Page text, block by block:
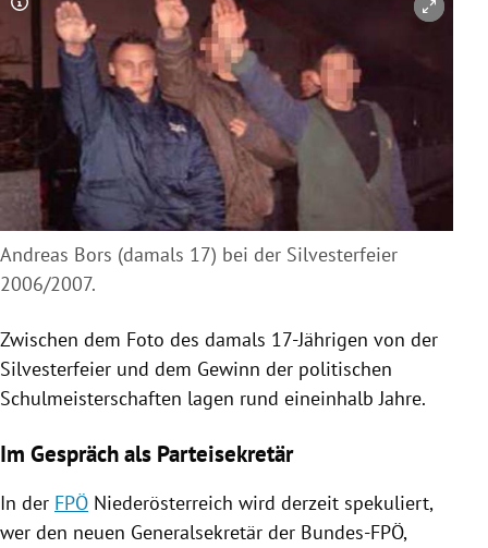
Copyright-Hinweis öffnen/schließen
Andreas Bors (damals 17) bei der Silvesterfeier
2006/2007.
Zwischen dem Foto des damals 17-Jährigen von der
Silvesterfeier und dem Gewinn der politischen
Schulmeisterschaften lagen rund eineinhalb Jahre.
Im Gespräch als Parteisekretär
In der FPÖ Niederösterreich wird derzeit spekuliert,
wer den neuen Generalsekretär der Bundes-FPÖ,